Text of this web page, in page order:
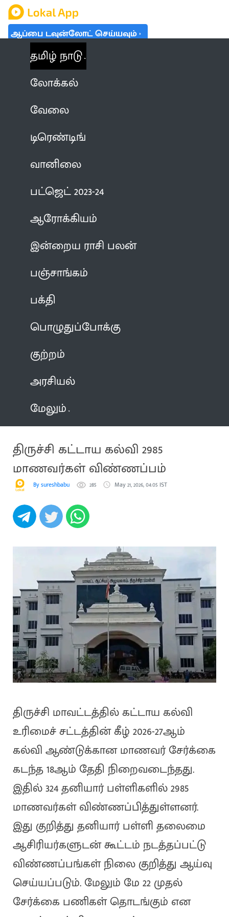
ஆப்பை டவுன்லோட் செய்யவும்
தமிழ் நாடு
லோக்கல்
வேலை
டிரெண்டிங்
வானிலை
பட்ஜெட் 2023-24
ஆரோக்கியம்
இன்றைய ராசி பலன்
பஞ்சாங்கம்
பக்தி
பொழுதுப்போக்கு
குற்றம்
அரசியல்
மேலும்
திருச்சி கட்டாய கல்வி 2985
மாணவர்கள் விண்ணப்பம்
By sureshbabu 285 May 21, 2026, 04:05 IST
திருச்சி மாவட்டத்தில் கட்டாய கல்வி
உரிமைச் சட்டத்தின் கீழ் 2026-27ஆம்
கல்வி ஆண்டுக்கான மாணவர் சேர்க்கை
கடந்த 18ஆம் தேதி நிறைவடைந்தது.
இதில் 324 தனியார் பள்ளிகளில் 2985
மாணவர்கள் விண்ணப்பித்துள்ளனர்.
இது குறித்து தனியார் பள்ளி தலைமை
ஆசிரியர்களுடன் கூட்டம் நடத்தப்பட்டு
விண்ணப்பங்கள் நிலை குறித்து ஆய்வு
செய்யப்படும். மேலும் மே 22 முதல்
சேர்க்கை பணிகள் தொடங்கும் என